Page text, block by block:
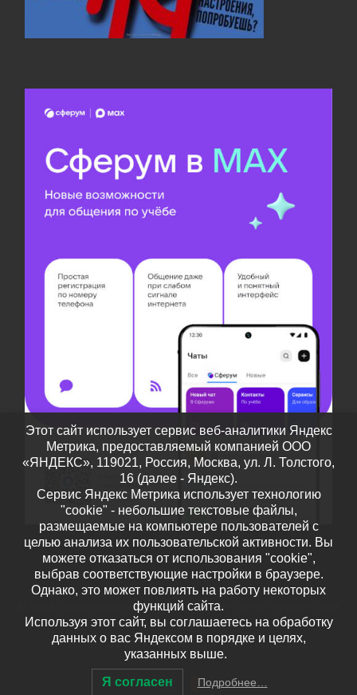
Дополнительное образование детей Тамбовской
области– Все права защищены
Работает наWP – Разработан вТема Customizr
Этот сайт использует сервис веб-аналитики Яндекс
Метрика, предоставляемый компанией ООО
«ЯНДЕКС», 119021, Россия, Москва, ул. Л. Толстого,
16 (далее - Яндекс).
Сервис Яндекс Метрика использует технологию
"cookie" - небольшие текстовые файлы,
размещаемые на компьютере пользователей с
целью анализа их пользовательской активности. Вы
можете отказаться от использования "cookie",
выбрав соответствующие настройки в браузере.
Однако, это может повлиять на работу некоторых
функций сайта.
Используя этот сайт, вы соглашаетесь на обработку
данных о вас Яндексом в порядке и целях,
указанных выше.
Я согласен Подробнее…